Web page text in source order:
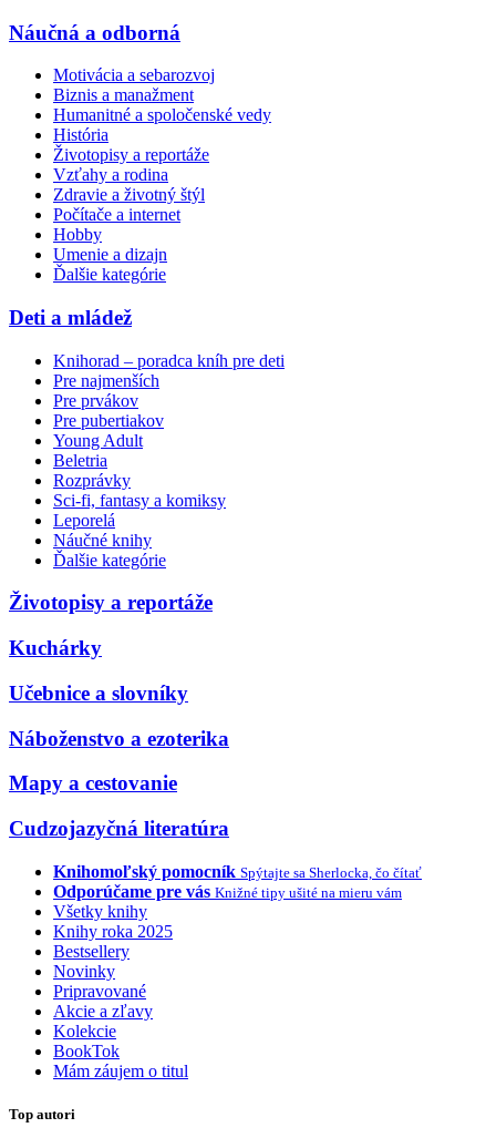
Náučná a odborná
Motivácia a sebarozvoj
Biznis a manažment
Humanitné a spoločenské vedy
História
Životopisy a reportáže
Vzťahy a rodina
Zdravie a životný štýl
Počítače a internet
Hobby
Umenie a dizajn
Ďalšie kategórie
Deti a mládež
Knihorad – poradca kníh pre deti
Pre najmenších
Pre prvákov
Pre pubertiakov
Young Adult
Beletria
Rozprávky
Sci-fi, fantasy a komiksy
Leporelá
Náučné knihy
Ďalšie kategórie
Životopisy a reportáže
Kuchárky
Učebnice a slovníky
Náboženstvo a ezoterika
Mapy a cestovanie
Cudzojazyčná literatúra
Knihomoľský pomocník Spýtajte sa Sherlocka, čo čítať
Odporúčame pre vás Knižné tipy ušité na mieru vám
Všetky knihy
Knihy roka 2025
Bestsellery
Novinky
Pripravované
Akcie a zľavy
Kolekcie
BookTok
Mám záujem o titul
Top autori